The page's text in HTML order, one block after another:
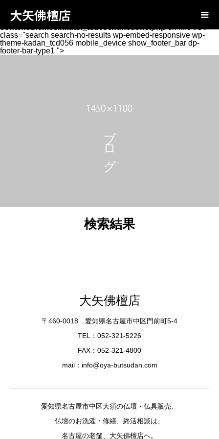
on null in /home/oyabutsudan/oya-
butsudan.com/public_html/wp-
class="search search-no-results wp-embed-responsive wp-
theme-kadan_tcd056 mobile_device show_footer_bar dp-
footer-bar-type1 ">
大矢佛檀店
ブログ
検索結果
大矢佛檀店
〒460-0018 愛知県名古屋市中区門前町5-4
TEL：052-321-5226
FAX：052-321-4800
mail：info@oya-butsudan.com
愛知県名古屋市中区大須の仏壇・仏具販売、
仏壇のお洗濯・修繕、終活相談は、
名古屋の老舗、大矢佛檀店へ。